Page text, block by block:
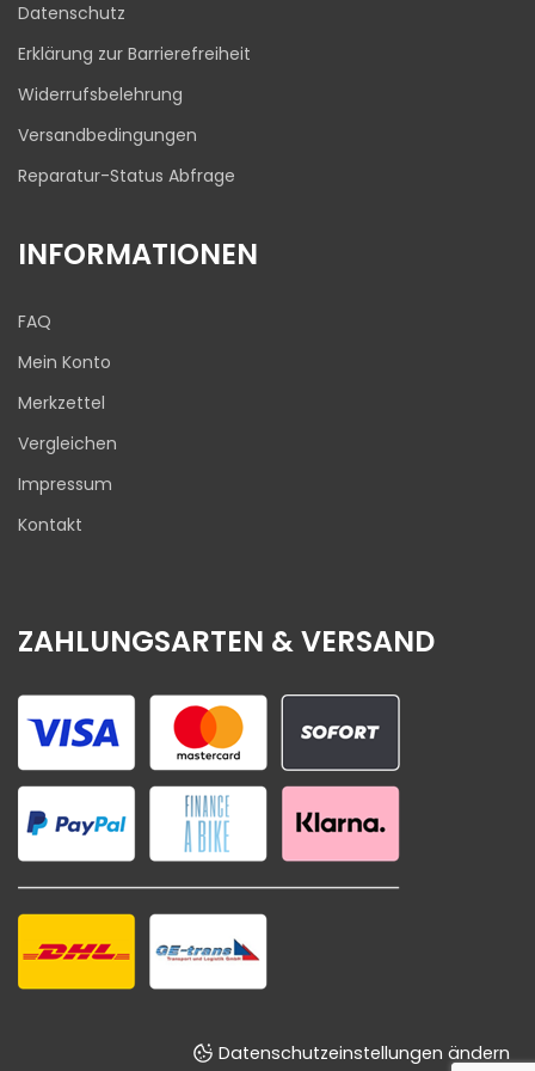
Datenschutz
Erklärung zur Barrierefreiheit
Widerrufsbelehrung
Versandbedingungen
Reparatur-Status Abfrage
INFORMATIONEN
FAQ
Mein Konto
Merkzettel
Vergleichen
Impressum
Kontakt
ZAHLUNGSARTEN & VERSAND
Datenschutzeinstellungen ändern